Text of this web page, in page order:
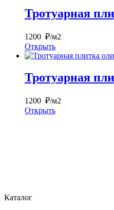
Тротуарная
1200 ₽/м2
Открыть
Тротуарная
1200 ₽/м2
Открыть
Каталог